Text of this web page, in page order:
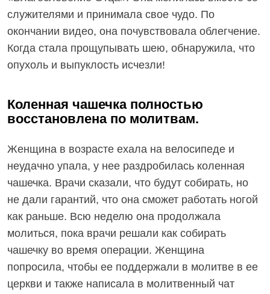
служителями и принимала свое чудо. По
окончании видео, она почувствовала облегчение.
Когда стала прощупывать шею, обнаружила, что
опухоль и выпуклость исчезли!
Коленная чашечка полностью
восстановлена по молитвам.
Женщина в возрасте ехала на велосипеде и
неудачно упала, у нее раздробилась коленная
чашечка. Врачи сказали, что будут собирать, но
не дали гарантий, что она сможет работать ногой
как раньше. Всю неделю она продолжала
молиться, пока врачи решали как собирать
чашечку во время операции. Женщина
попросила, чтобы ее поддержали в молитве в ее
церкви и также написала в молитвенный чат